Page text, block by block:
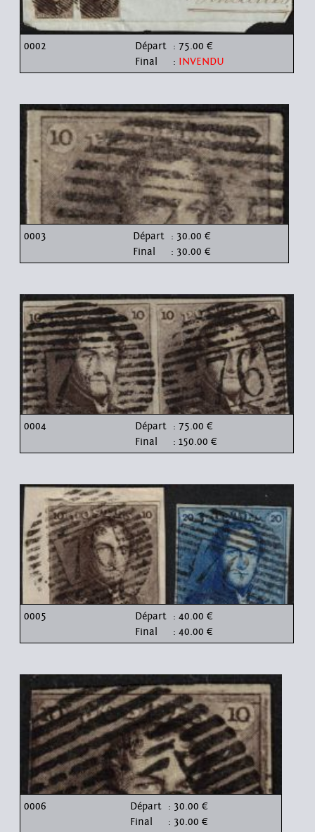
0002 Départ : 75.00 €
Final
: INVENDU
0003 Départ : 30.00 €
Final
: 30.00 €
0004 Départ : 75.00 €
Final
: 150.00 €
0005 Départ : 40.00 €
Final
: 40.00 €
0006 Départ : 30.00 €
Final
: 30.00 €